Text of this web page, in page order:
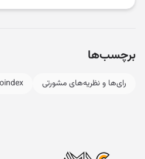
برچسب‌ها
رای‌ها و نظریه‌های مشورتی